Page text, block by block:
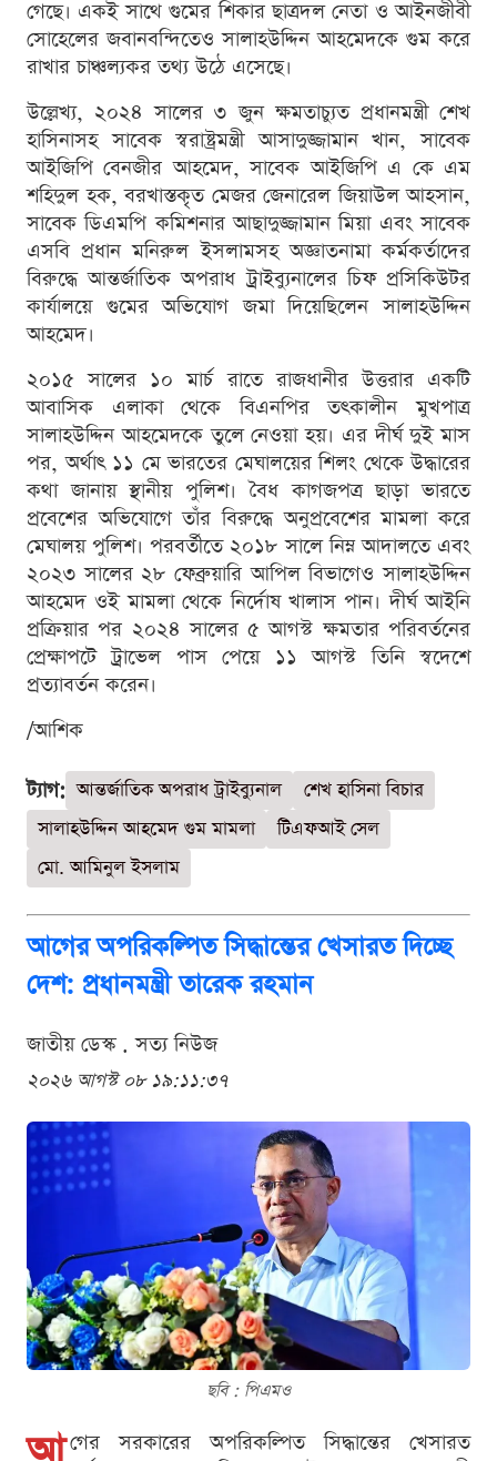
গেছে। একই সাথে গুমের শিকার ছাত্রদল নেতা ও আইনজীবী
সোহেলের জবানবন্দিতেও সালাহউদ্দিন আহমেদকে গুম করে
রাখার চাঞ্চল্যকর তথ্য উঠে এসেছে।
উল্লেখ্য, ২০২৪ সালের ৩ জুন ক্ষমতাচ্যুত প্রধানমন্ত্রী শেখ
হাসিনাসহ সাবেক স্বরাষ্ট্রমন্ত্রী আসাদুজ্জামান খান, সাবেক
আইজিপি বেনজীর আহমেদ, সাবেক আইজিপি এ কে এম
শহিদুল হক, বরখাস্তকৃত মেজর জেনারেল জিয়াউল আহসান,
সাবেক ডিএমপি কমিশনার আছাদুজ্জামান মিয়া এবং সাবেক
এসবি প্রধান মনিরুল ইসলামসহ অজ্ঞাতনামা কর্মকর্তাদের
বিরুদ্ধে আন্তর্জাতিক অপরাধ ট্রাইব্যুনালের চিফ প্রসিকিউটর
কার্যালয়ে গুমের অভিযোগ জমা দিয়েছিলেন সালাহউদ্দিন
আহমেদ।
২০১৫ সালের ১০ মার্চ রাতে রাজধানীর উত্তরার একটি
আবাসিক এলাকা থেকে বিএনপির তৎকালীন মুখপাত্র
সালাহউদ্দিন আহমেদকে তুলে নেওয়া হয়। এর দীর্ঘ দুই মাস
পর, অর্থাৎ ১১ মে ভারতের মেঘালয়ের শিলং থেকে উদ্ধারের
কথা জানায় স্থানীয় পুলিশ। বৈধ কাগজপত্র ছাড়া ভারতে
প্রবেশের অভিযোগে তাঁর বিরুদ্ধে অনুপ্রবেশের মামলা করে
মেঘালয় পুলিশ। পরবর্তীতে ২০১৮ সালে নিম্ন আদালতে এবং
২০২৩ সালের ২৮ ফেব্রুয়ারি আপিল বিভাগেও সালাহউদ্দিন
আহমেদ ওই মামলা থেকে নির্দোষ খালাস পান। দীর্ঘ আইনি
প্রক্রিয়ার পর ২০২৪ সালের ৫ আগস্ট ক্ষমতার পরিবর্তনের
প্রেক্ষাপটে ট্রাভেল পাস পেয়ে ১১ আগস্ট তিনি স্বদেশে
প্রত্যাবর্তন করেন।
/আশিক
ট্যাগ: আন্তর্জাতিক অপরাধ ট্রাইব্যুনাল
শেখ হাসিনা বিচার
সালাহউদ্দিন আহমেদ গুম মামলা
টিএফআই সেল
মো. আমিনুল ইসলাম
আগের অপরিকল্পিত সিদ্ধান্তের খেসারত দিচ্ছে
দেশ: প্রধানমন্ত্রী তারেক রহমান
জাতীয় ডেস্ক . সত্য নিউজ
২০২৬ আগস্ট ০৮ ১৯:১১:৩৭
ছবি : পিএমও
গের সরকারের অপরিকল্পিত সিদ্ধান্তের খেসারত